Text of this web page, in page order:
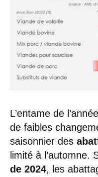
L’entame de
de faibles
saisonnier des
limité à l’automne.
de 2024, les